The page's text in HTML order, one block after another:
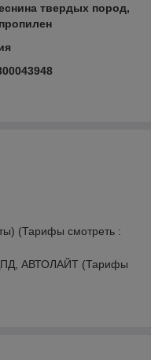
твердых пород,
(Тарифы смотреть :
АВТОЛАЙТ (Тарифы